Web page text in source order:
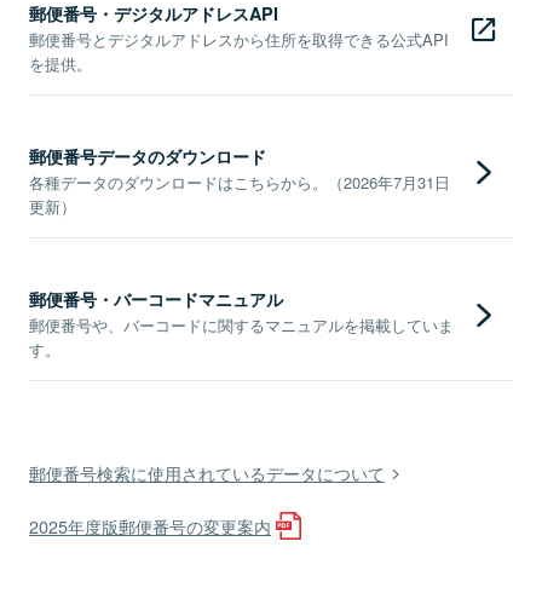
郵便番号・デジタルアドレスAPI
郵便番号とデジタルアドレスから住所を取得できる公式API
を提供。
郵便番号データのダウンロード
各種データのダウンロードはこちらから。（2026年7月31日
更新）
郵便番号・バーコードマニュアル
郵便番号や、バーコードに関するマニュアルを掲載していま
す。
郵便番号検索に使用されているデータについて
2025年度版郵便番号の変更案内